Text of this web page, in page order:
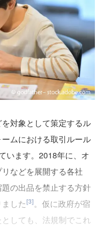
対象として策定するル
ムにおける取引ルール
います。2018年に、オ
などを展開する各社
の出品を禁止する方針
した[3]。仮に政府が宿
しても、法規制でこれ